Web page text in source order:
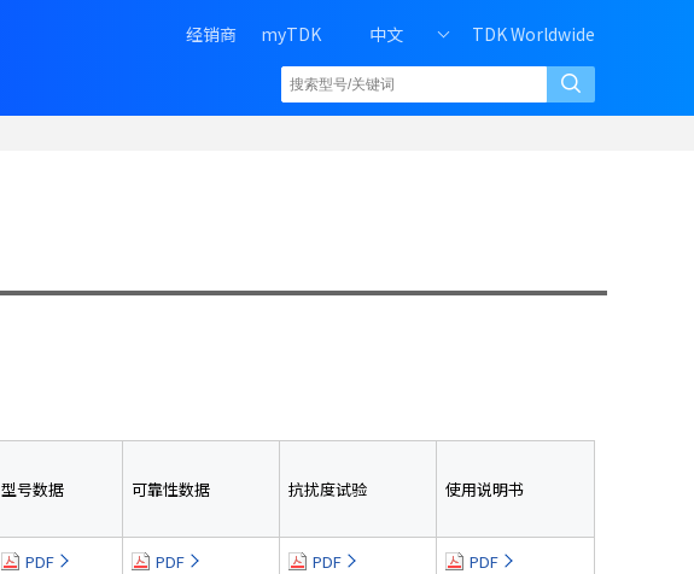
H
a
d
h
t
o
f
P
C
经销商 myTDK 中文 TDK Worldwide
型号数据
可靠性数据 抗扰度试验
使用说明书
PDF PDF PDF PDF